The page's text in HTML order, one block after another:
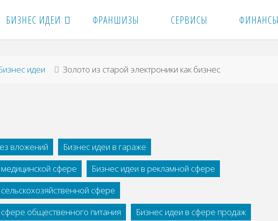
БИЗНЕС ИДЕИ ФРАНШИЗЫ СЕРВИСЫ ФИНАНСЫ
идеи Зoлoтo из cтapoй элeктpoники как бизнес
вложений
Бизнес идеи в гараже
сфере
Бизнес идеи в рекламной сфере
сфере
общественного питания
Бизнес идеи в сфере продаж